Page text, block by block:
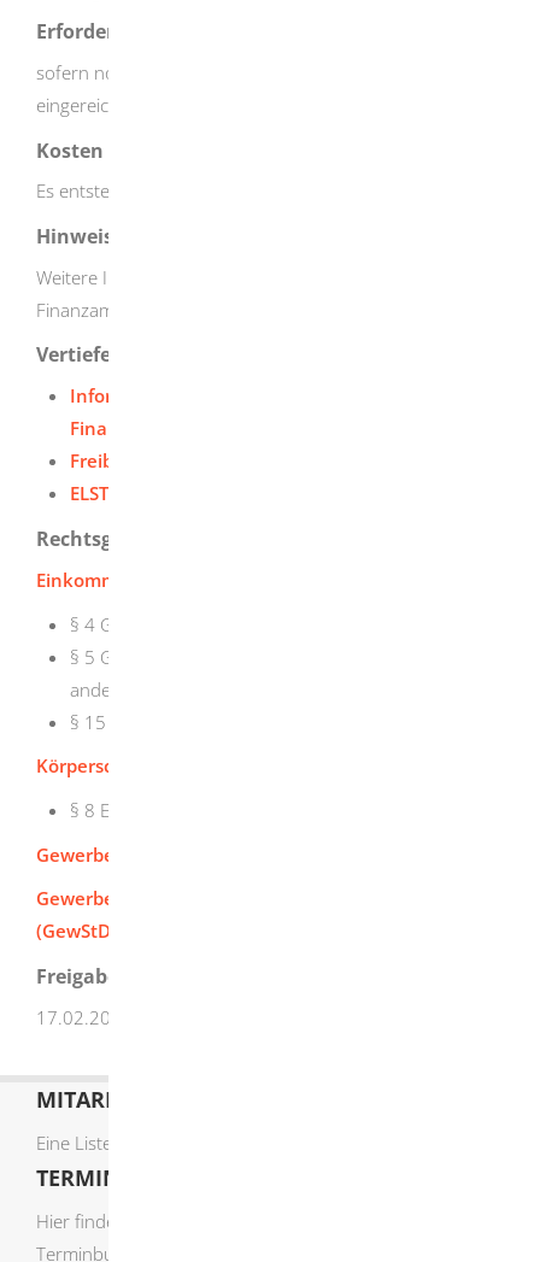
Erforderliche Unterlagen
sofern noch nicht mit anderen Steuererklärungen
eingereicht: Gewinnermittlung
Kosten
Es entstehen keine Verfahrenskosten.
Hinweise
Weitere Informationen erhalten Sie auch bei Ihrem
Finanzamt.
Vertiefende Informationen
Informationsbroschüre für Existenzgründer des
Finanzministeriums
Freiberufliche oder gewerbliche Tätigkeit
ELSTER - Die elektronische Steuererklärung
Rechtsgrundlage
Einkommensteuergesetz (EStG)
§ 4 Gewinnbegriff im Allgemeinen
§ 5 Gewinn bei Kaufleuten und bei bestimmten
anderen Gewerbetreibenden
§ 15 Einkünfte aus Gewerbebetrieb
Körperschaftsteuergesetz (KStG)
§ 8 Ermittlung des Einkommens
Gewerbesteuergesetz (GewStG)
Gewerbesteuer-Durchführungsverordnung
(GewStDV)
Freigabevermerk
17.02.2026 Finanzministerium Baden-Württemberg
MITARBEITERLISTE
Eine Liste der Mitarbeiter von A-Z finden Sie
TERMIN ONLINE BUCHEN
Hier finden Sie die verfügbaren Sachgebiete zur Online-
Terminbuchung: